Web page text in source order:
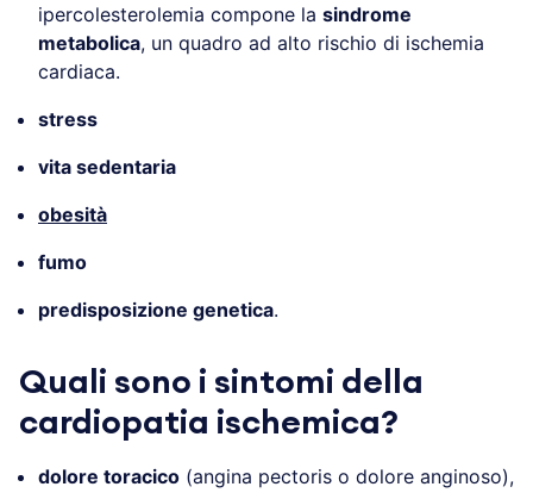
ipercolesterolemia compone la sindrome
metabolica, un quadro ad alto rischio di ischemia
cardiaca.
stress
vita sedentaria
obesità
fumo
predisposizione genetica.
Quali sono i sintomi della
cardiopatia ischemica?
dolore toracico (angina pectoris o dolore anginoso),